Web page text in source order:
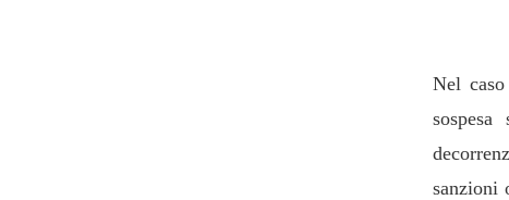
Nel
sanzioni